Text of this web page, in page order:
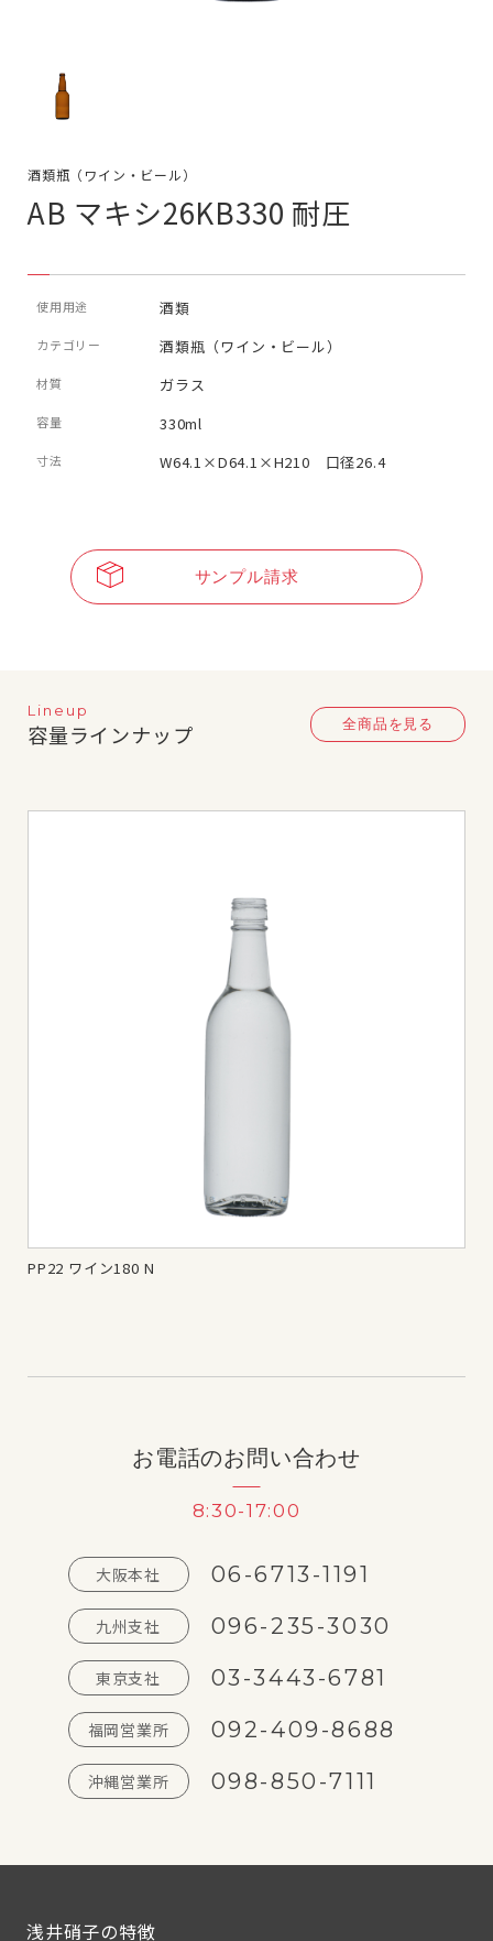
酒類瓶（ワイン・ビール）
AB マキシ26KB330 耐圧
使用用途 酒類
カテゴリー 酒類瓶（ワイン・ビール）
材質 ガラス
容量 330ml
寸法 W64.1×D64.1×H210 口径26.4
サンプル請求
Lineup
容量ラインナップ 全商品を見る
PP22 ワイン180 N
お電話のお問い合わせ
8:30-17:00
大阪本社 06-6713-1191
九州支社 096-235-3030
東京支社 03-3443-6781
福岡営業所 092-409-8688
沖縄営業所 098-850-7111
浅井硝子の特徴